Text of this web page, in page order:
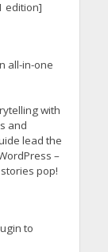
edition]
all-in-one
with
and
lead the
–
pop!
to